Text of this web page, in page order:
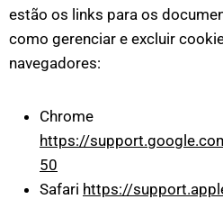
estão os links para os
como gerenciar e excluir
navegadores:
Chrome
https://
50
Safari https://